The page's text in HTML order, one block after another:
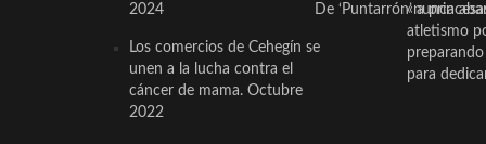
2024
Los comercios de Cehegín se
unen a la lucha contra el
cáncer de mama. Octubre
2022
De ‘Puntarrón’ a«nunca
atletismo
para